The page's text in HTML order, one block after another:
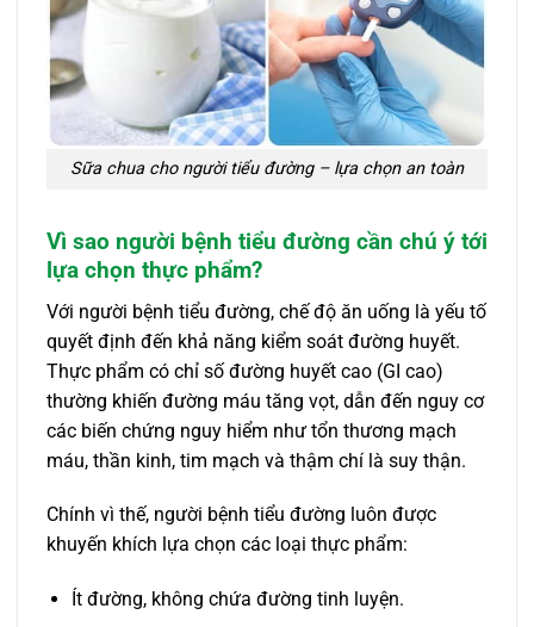
Sữa chua cho người tiểu đường – lựa chọn an toàn
Vì sao người bệnh tiểu đường cần chú ý tới
lựa chọn thực phẩm?
Với người bệnh tiểu đường, chế độ ăn uống là yếu tố
quyết định đến khả năng kiểm soát đường huyết.
Thực phẩm có chỉ số đường huyết cao (GI cao)
thường khiến đường máu tăng vọt, dẫn đến nguy cơ
các biến chứng nguy hiểm như tổn thương mạch
máu, thần kinh, tim mạch và thậm chí là suy thận.
Chính vì thế, người bệnh tiểu đường luôn được
khuyến khích lựa chọn các loại thực phẩm:
Ít đường, không chứa đường tinh luyện.